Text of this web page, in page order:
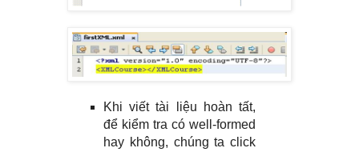
Khi viết tài liệu hoàn tất,
để kiểm tra có well-formed
hay không, chúng ta click